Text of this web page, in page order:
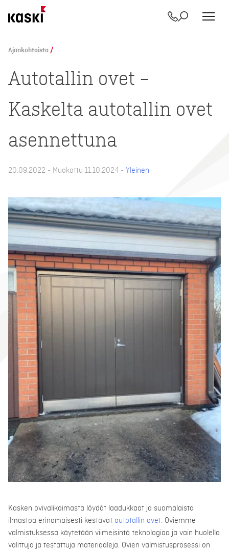
sisältöön
Yhteystiedot
Etsi
Ajankohtaista /
Autotallin ovet –
Kaskelta autotallin ovet
asennettuna
20.09.2022 - Muokattu 11.10.2024 - Yleinen
Kasken ovivalikoimasta löydät laadukkaat ja suomalaista
ilmastoa erinomaisesti kestävät autotallin ovet. Oviemme
valmistuksessa käytetään viimeisintä teknologiaa ja vain huolella
valittuja ja testattuja materiaaleja. Ovien valmistusprosessi on